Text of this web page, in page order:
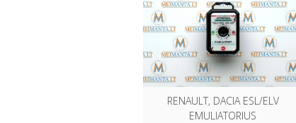
RENAULT, DACIA ESL/ELV
EMULIATORIUS